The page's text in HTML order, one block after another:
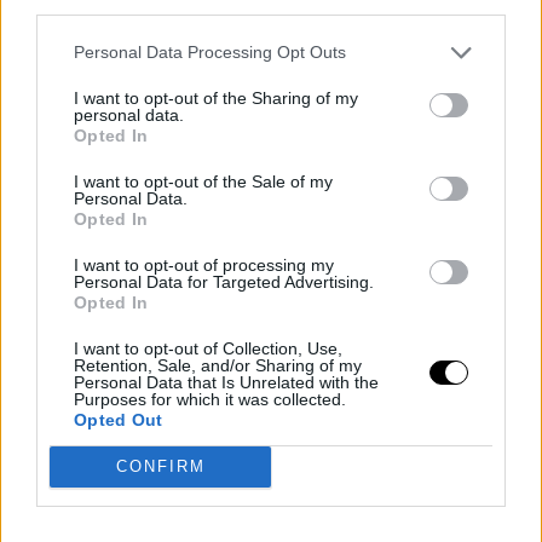
Personal Data Processing Opt Outs
I want to opt-out of the Sharing of my
personal data.
Opted In
I want to opt-out of the Sale of my
Personal Data.
Opted In
I want to opt-out of processing my
Personal Data for Targeted Advertising.
Opted In
I want to opt-out of Collection, Use,
Retention, Sale, and/or Sharing of my
Personal Data that Is Unrelated with the
Purposes for which it was collected.
Opted Out
CONFIRM
propietario, Mark Walter, también influye en esa lógica:
del deporte mundial, mueve audiencias televisivas,
franquicia.
El escenario más probable sería un contrato corto,
posiblemente de un año, con salario elevado y cláusula
que James acepte firmar por una excepción de nivel
medio —alrededor de 15 millones de dólares— para
unirse a otro contendiente.
Además, desde la perspectiva deportiva, los Lakers